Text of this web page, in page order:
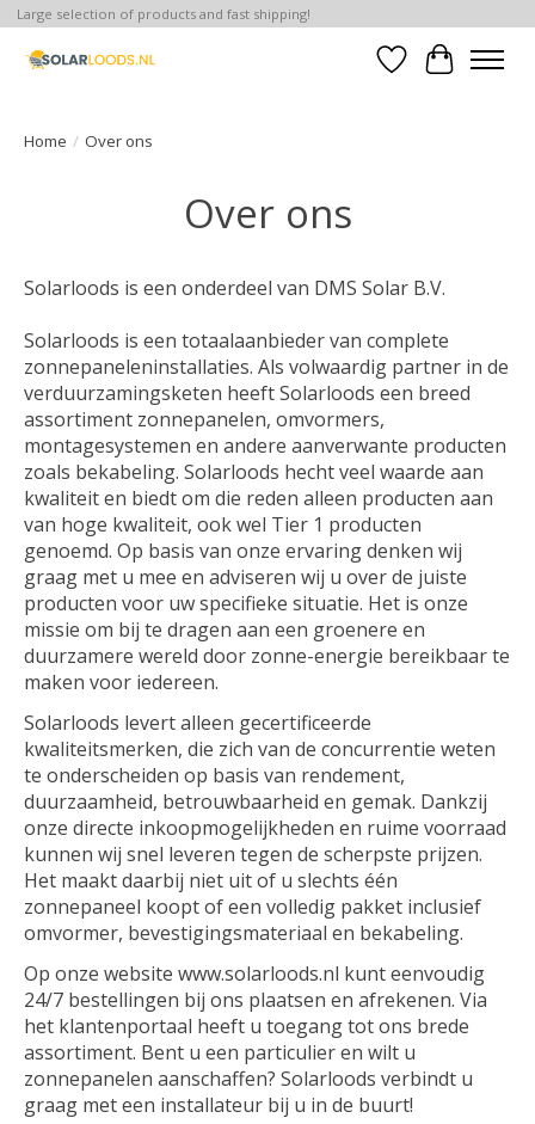
Large selection of products and fast shipping!
Verlanglijst
Home / Over ons
Over ons
Solarloods is een onderdeel van DMS Solar B.V.
Solarloods is een totaalaanbieder van complete
zonnepaneleninstallaties. Als volwaardig partner in de
verduurzamingsketen heeft Solarloods een breed
assortiment zonnepanelen, omvormers,
montagesystemen en andere aanverwante producten
zoals bekabeling. Solarloods hecht veel waarde aan
kwaliteit en biedt om die reden alleen producten aan
van hoge kwaliteit, ook wel Tier 1 producten
genoemd. Op basis van onze ervaring denken wij
graag met u mee en adviseren wij u over de juiste
producten voor uw specifieke situatie. Het is onze
missie om bij te dragen aan een groenere en
duurzamere wereld door zonne-energie bereikbaar te
maken voor iedereen.
Solarloods levert alleen gecertificeerde
kwaliteitsmerken, die zich van de concurrentie weten
te onderscheiden op basis van rendement,
duurzaamheid, betrouwbaarheid en gemak. Dankzij
onze directe inkoopmogelijkheden en ruime voorraad
kunnen wij snel leveren tegen de scherpste prijzen.
Het maakt daarbij niet uit of u slechts één
zonnepaneel koopt of een volledig pakket inclusief
omvormer, bevestigingsmateriaal en bekabeling.
Op onze website www.solarloods.nl kunt eenvoudig
24/7 bestellingen bij ons plaatsen en afrekenen. Via
het klantenportaal heeft u toegang tot ons brede
assortiment. Bent u een particulier en wilt u
zonnepanelen aanschaffen? Solarloods verbindt u
graag met een installateur bij u in de buurt!